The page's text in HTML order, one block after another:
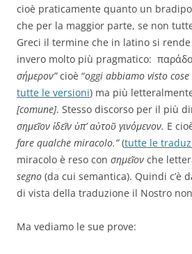
cioè praticamente quanto un
che per la maggior parte, se non
Greci il termine che in latino si rende
invero molto più pragmatico:
σήμερον”cioè “oggi abbiamo visto
tutte le versioni) ma più
[comune]. Stesso discorso per il più
σημεῖον ἰδεῖν ὑπ’ αὐτοῦ γινόμενον. E
fare qualche miracolo.”(tutte le
miracolo è reso con σημεῖον che
segno (da cui semantica). Quindi c’è
di vista della traduzione il Nostro
Ma vediamo le sue prove: